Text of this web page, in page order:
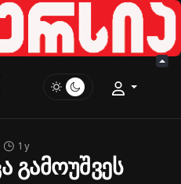
1 y
გამოუშვეს